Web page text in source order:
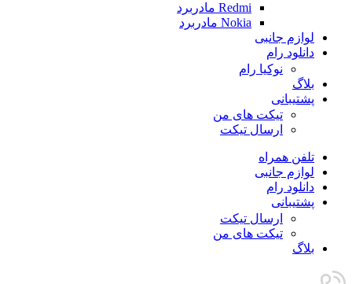
Redmi مادربرد
Nokia مادربرد
لوازم جانبی
دانلود رام
نوکیا رام
بلاگ
پشتیبانی
تیکت های من
ارسال تیکت
تلفن همراه
لوازم جانبی
دانلود رام
پشتیبانی
ارسال تیکت
تیکت های من
بلاگ